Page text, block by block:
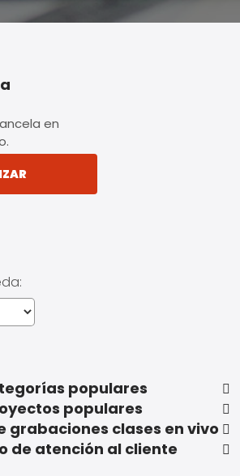
populares
populares
grabaciones clases en vivo
de atención al cliente
en